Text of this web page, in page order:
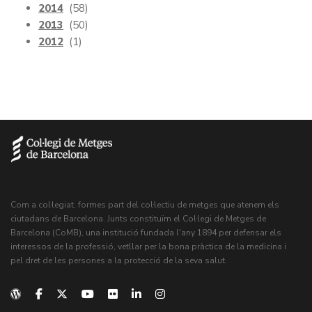
2014 (58)
2013 (50)
2012 (1)
Com a col·legiat, formes part del col·lectiu de metges que atenem els
ciutadans de Barcelona. Junts constituïm el Col·legi de Metges de
Barcelona (CoMB), una institució fundada l'any 1894 per defensar els
interessos de la professió, vetllar per la bona pràctica de la medicina i
pel dret de les persones a la protecció de la seva salut.